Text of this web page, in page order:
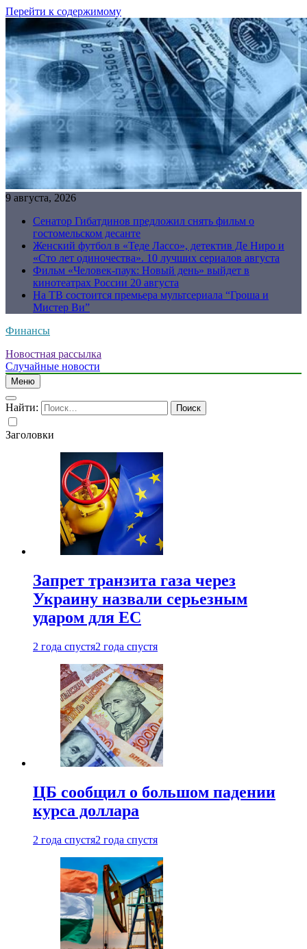
Перейти к содержимому
9 августа, 2026
Сенатор Гибатдинов предложил снять фильм о
гостомельском десанте
Женский футбол в «Теде Лассо», детектив Де Ниро и
«Сто лет одиночества». 10 лучших сериалов августа
Фильм «Человек-паук: Новый день» выйдет в
кинотеатрах России 20 августа
На ТВ состоится премьера мультсериала “Гроша и
Мистер Ви”
Финансы
Новостная рассылка
Случайные новости
Меню
Найти:
Заголовки
Запрет транзита газа через
Украину назвали серьезным
ударом для ЕС
2 года спустя2 года спустя
ЦБ сообщил о большом падении
курса доллара
2 года спустя2 года спустя